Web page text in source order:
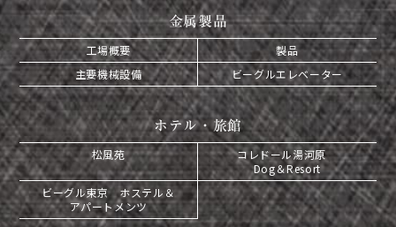
金属製品
工場概要
製品
主要機械設備
ビーグルエレベーター
ホテル・旅館
松風苑
コレドール湯河原
Dog＆Resort
ビーグル東京 ホステル＆
アパートメンツ